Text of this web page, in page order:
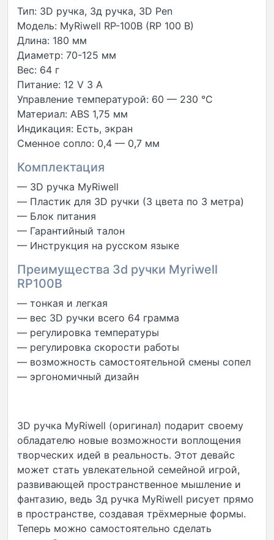
Тип: 3D ручка, 3д ручка, 3D Pen
Модель: MyRiwell RP-100B (RP 100 B)
Длина: 180 мм
Диаметр: 70-125 мм
Вес: 64 г
Питание: 12 V 3 A
Управление температурой: 60 — 230 °C
Материал: ABS 1,75 мм
Индикация: Есть, экран
Сменное сопло: 0,4 — 0,7 мм
Комплектация
— 3D ручка MyRiwell
— Пластик для 3D ручки (3 цвета по 3 метра)
— Блок питания
— Гарантийный талон
— Инструкция на русском языке
Преимущества 3d ручки Myriwell
RP100B
— тонкая и легкая
— вес 3D ручки всего 64 грамма
— регулировка температуры
— регулировка скорости работы
— возможность самостоятельной смены сопел
— эргономичный дизайн
3D ручка MyRiwell (оригинал) подарит своему
обладателю новые возможности воплощения
творческих идей в реальность. Этот девайс
может стать увлекательной семейной игрой,
развивающей пространственное мышление и
фантазию, ведь 3д ручка MyRiwell рисует прямо
в пространстве, создавая трёхмерные формы.
Теперь можно самостоятельно сделать